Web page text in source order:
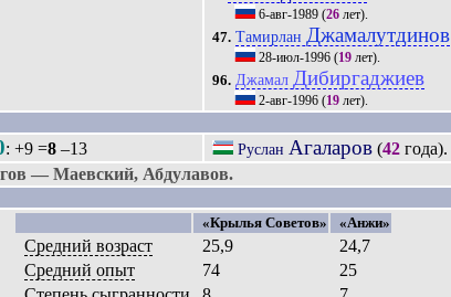
6-авг-1989 (26 лет).
47. Тамирлан Джамалутдинов
28-июл-1996 (19 лет).
96. Джамал Дибиргаджиев
2-авг-1996 (19 лет).
: +9 =8 –13 Руслан Агаларов (42
— Маевский, Абдулавов.
«Крылья Советов»
«Анжи»
Средний возраст 25,9
24,7
Средний опыт
74
25